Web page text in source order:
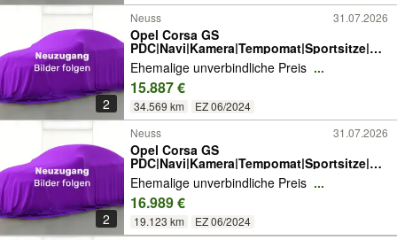
2
Neuss 31.07.2026
Opel Corsa GS
PDC|Navi|Kamera|Tempomat|Sportsitze|LE
D
Ehemalige unverbindliche Preis ...
15.887 €
34.569 km EZ 06/2024
2
Neuss 31.07.2026
Opel Corsa GS
PDC|Navi|Kamera|Tempomat|Sportsitze|LE
D
Ehemalige unverbindliche Preis ...
16.989 €
19.123 km EZ 06/2024